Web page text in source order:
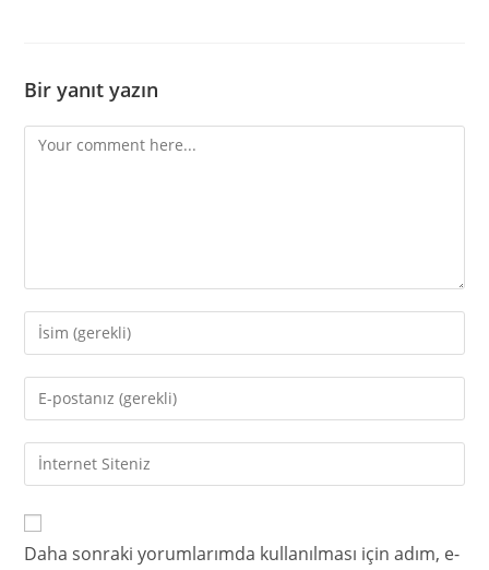
Bir yanıt yazın
Daha sonraki yorumlarımda kullanılması için adım, e-